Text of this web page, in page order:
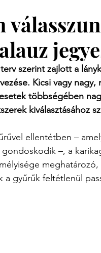
szerint zajlott a
Kicsi vagy
többségében
kiválasztásához
ellentétben –
gondoskodik –, a
a gyűrűk feltétlenül